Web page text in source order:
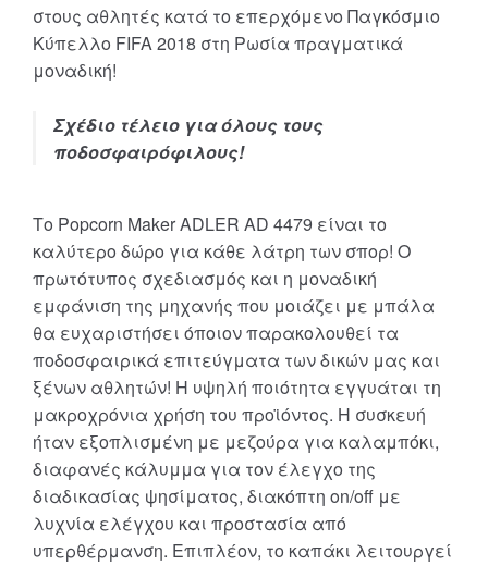
στους αθλητές κατά το επερχόμενο Παγκόσμιο
Κύπελλο FIFA 2018 στη Ρωσία πραγματικά
μοναδική!
Σχέδιο τέλειο για όλους τους
ποδοσφαιρόφιλους!
Το Popcorn Maker ADLER AD 4479 είναι το
καλύτερο δώρο για κάθε λάτρη των σπορ! Ο
πρωτότυπος σχεδιασμός και η μοναδική
εμφάνιση της μηχανής που μοιάζει με μπάλα
θα ευχαριστήσει όποιον παρακολουθεί τα
ποδοσφαιρικά επιτεύγματα των δικών μας και
ξένων αθλητών! Η υψηλή ποιότητα εγγυάται τη
μακροχρόνια χρήση του προϊόντος. Η συσκευή
ήταν εξοπλισμένη με μεζούρα για καλαμπόκι,
διαφανές κάλυμμα για τον έλεγχο της
διαδικασίας ψησίματος, διακόπτη on/off με
λυχνία ελέγχου και προστασία από
υπερθέρμανση. Επιπλέον, το καπάκι λειτουργεί